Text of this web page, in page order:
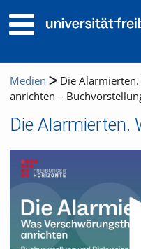
Medien
Die
anrichten –